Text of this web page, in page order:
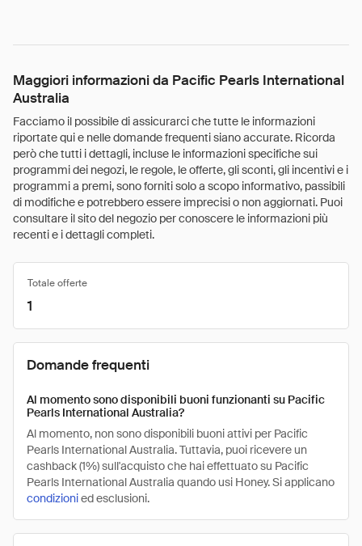
Maggiori informazioni da Pacific Pearls International
Australia
Facciamo il possibile di assicurarci che tutte le informazioni
riportate qui e nelle domande frequenti siano accurate. Ricorda
però che tutti i dettagli, incluse le informazioni specifiche sui
programmi dei negozi, le regole, le offerte, gli sconti, gli incentivi e i
programmi a premi, sono forniti solo a scopo informativo, passibili
di modifiche e potrebbero essere imprecisi o non aggiornati. Puoi
consultare il sito del negozio per conoscere le informazioni più
recenti e i dettagli completi.
Totale offerte
1
Domande frequenti
Al momento sono disponibili buoni funzionanti su Pacific
Pearls International Australia?
Al momento, non sono disponibili buoni attivi per Pacific
Pearls International Australia. Tuttavia, puoi ricevere un
cashback (1%) sull'acquisto che hai effettuato su Pacific
Pearls International Australia quando usi Honey. Si applicano
condizionied esclusioni.